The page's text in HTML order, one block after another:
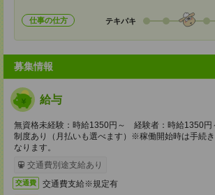
仕事の仕方 テキパキ
募集情報
給与
無資格未経験：時給1350円～ 経験者：時給1350
制度あり（月払いも選べます）※稼働開始時は手続
なります。
交通費別途支給あり
交通費 交通費支給※規定有